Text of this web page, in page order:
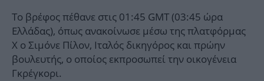
Το βρέφος πέθανε στις 01:45 GMT (03:45 ώρα
Ελλάδας), όπως ανακοίνωσε μέσω της πλατφόρμας
Χ ο Σιμόνε Πίλον, Ιταλός δικηγόρος και πρώην
βουλευτής, ο οποίος εκπροσωπεί την οικογένεια
Γκρέγκορι.